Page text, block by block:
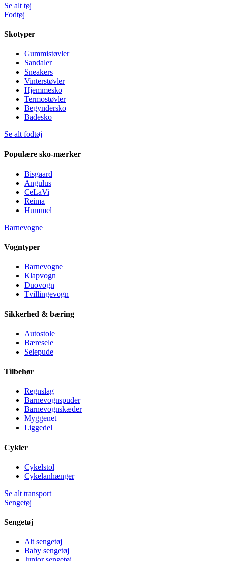
Se alt tøj
Fodtøj
Skotyper
Gummistøvler
Sandaler
Sneakers
Vinterstøvler
Hjemmesko
Termostøvler
Begyndersko
Badesko
Se alt fodtøj
Populære sko-mærker
Bisgaard
Angulus
CeLaVi
Reima
Hummel
Barnevogne
Vogntyper
Barnevogne
Klapvogn
Duovogn
Tvillingevogn
Sikkerhed & bæring
Autostole
Bæresele
Selepude
Tilbehør
Regnslag
Barnevognspuder
Barnevognskæder
Myggenet
Liggedel
Cykler
Cykelstol
Cykelanhænger
Se alt transport
Sengetøj
Sengetøj
Alt sengetøj
Baby sengetøj